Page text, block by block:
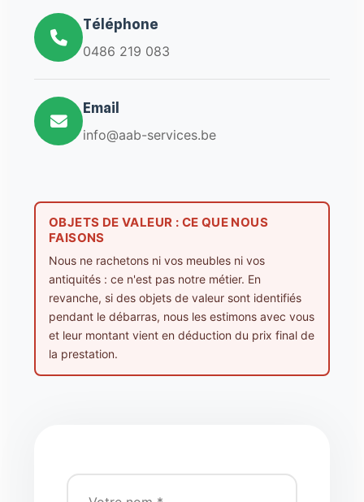
Téléphone
0486 219 083
Email
info@aab-services.be
OBJETS DE VALEUR : CE QUE NOUS
FAISONS
Nous ne rachetons ni vos meubles ni vos
antiquités : ce n'est pas notre métier. En
revanche, si des objets de valeur sont identifiés
pendant le débarras, nous les estimons avec vous
et leur montant vient en déduction du prix final de
la prestation.